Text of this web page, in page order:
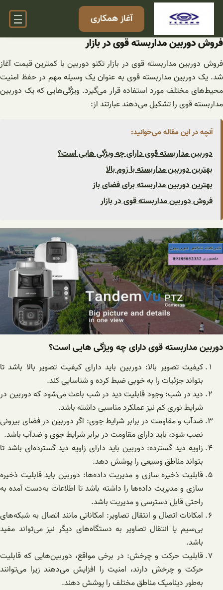
رفتن
آغاز همکاری
فروش دوربین مداربسته قوی در بازار
فروش دوربین مداربسته قوی در بازار تکنو دوربین با کمترین قیمت آغاز
شد. یک دوربین مداربسته قوی به عنوان یک وسیله مهم در حفظ امنیت
محیط‌های مختلف مورد استفاده قرار می‌گیرد. ویژگی‌هایی که یک دوربین
مداربسته قوی را تشکیل می‌دهند عبارتند از:
آنچه در این مقاله می‌خوانید:
دوربین مداربسته قوی دارای چه ویژگی هایی است؟
بهترین دوربین مداربسته با زوم بالا
بهترین دوربین مداربسته برای فضای باز
فروش دوربین مداربسته قوی در بازار
دوربین مداربسته قوی دارای چه ویژگی هایی است؟
کیفیت تصویر بالا: دوربین باید دارای کیفیت تصویر بالا باشد تا
بتواند جزئیات را به خوبی ضبط کرده و شناسایی کند.
دید در شب: وجود قابلیت دید در شب باعث می‌شود که دوربین در
شرایط نوری کم نیز عملکرد مناسبی داشته باشد.
ضدآب و مقاومت در برابر شرایط جوی: اگر دوربین در فضای بیرونی
نصب شود، باید دارای مقاومت در برابر شرایط جوی و ضدآب باشد.
زاویه دید گسترده: دوربین باید دارای زاویه دید گسترده‌ای باشد تا
بتواند مناطق وسیعی را پوشش دهد.
قابلیت ذخیره سازی و مدیریت داده‌ها: دوربین باید قابلیت ذخیره
سازی و مدیریت داده‌ها را داشته باشد تا اطلاعات به‌دست آمده به
راحتی قابل دسترسی و مدیریت باشد.
امکانات اتصال و انتقال تصاویر: امکاناتی مانند اتصال به شبکه‌های
بی‌سیم یا انتقال تصاویر به دستگاه‌های دیگر نیز می‌تواند مفید
باشد.
قابلیت حرکت و چرخش: در برخی مواقع، دوربین‌هایی که قابلیت
حرکت و چرخش دارند، امنیت را افزایش می‌دهند زیرا می‌توانند
به‌طور دینامیک مناطق مختلف را پوشش دهند.